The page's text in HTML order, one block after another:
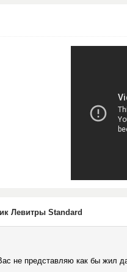
Левитры Standard
не представляю как бы жил